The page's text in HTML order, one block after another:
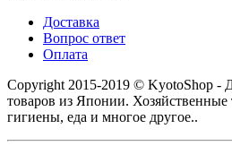
Доставка
Вопрос ответ
Оплата
Copyright 2015-2019 © KyotoShop -
товаров из Японии. Хозяйственные
гигиены, еда и многое другое..